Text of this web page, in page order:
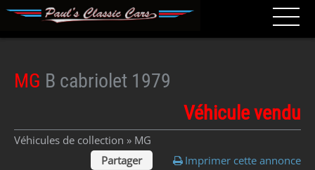
MG B cabriolet 1979
Véhicule vendu
Véhicules de collection » MG
Partager
Imprimer cette annonce